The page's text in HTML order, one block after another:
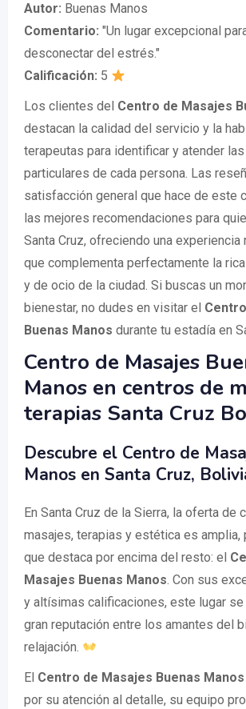
Autor: Buenas Manos
Comentario: "Un lugar excepcional
desconectar del estrés."
Calificación: 5
Los clientes del Centro de Masajes
destacan la calidad del servicio y la
terapeutas para identificar y atender
particulares de cada persona. Las
satisfacción general que hace de este
las mejores recomendaciones para
Santa Cruz, ofreciendo una experiencia
que complementa perfectamente la
y de ocio de la ciudad. Si buscas un
bienestar, no dudes en visitar el
Buenas Manos durante tu estadía en
Centro de Masajes
Manos en centros de
terapias Santa Cruz
Descubre el Centro de
Manos en Santa Cruz,
En Santa Cruz de la Sierra, la oferta de
masajes, terapias y estética es amplia,
que destaca por encima del resto: el
Masajes Buenas Manos. Con sus
y altísimas calificaciones, este lugar se
gran reputación entre los amantes del
relajación.
El Centro de Masajes Buenas Manos
por su atención al detalle, su equipo